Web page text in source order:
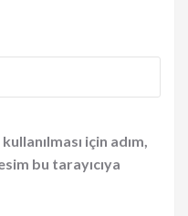
için adım,
bu tarayıcıya